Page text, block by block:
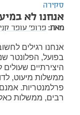
סקירה
אנחנו לא
מאת: פרופ' עופר
אנחנו רגילים
בפועל, הפלונטר
היצירתיים
ממשלות מיעוט,
פרלמנטריות.
רבים, ממשלות